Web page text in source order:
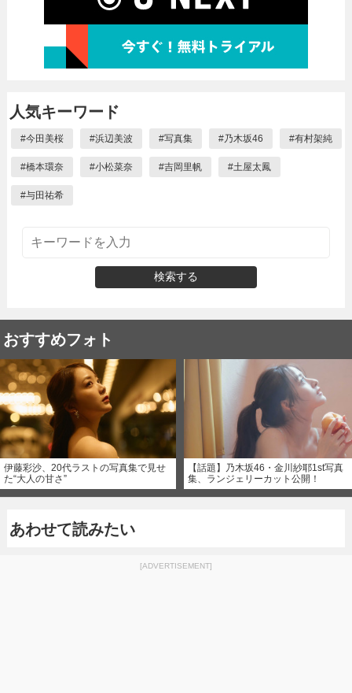
人気キーワード
#今田美桜 #浜辺美波 #写真集 #乃木坂46 #有村架純
#橋本環奈 #小松菜奈 #吉岡里帆 #土屋太鳳
#与田祐希
検索する
おすすめフォト
伊藤彩沙、20代ラストの写真集で見せ
た“大人の甘さ”
【話題】乃木坂46・金川紗耶1st写真
集、ランジェリーカット公開！
あわせて読みたい
[ADVERTISEMENT]